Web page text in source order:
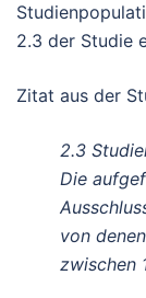
2.3 der Studie
Zitat aus der
2.3
Die
von
zwischen